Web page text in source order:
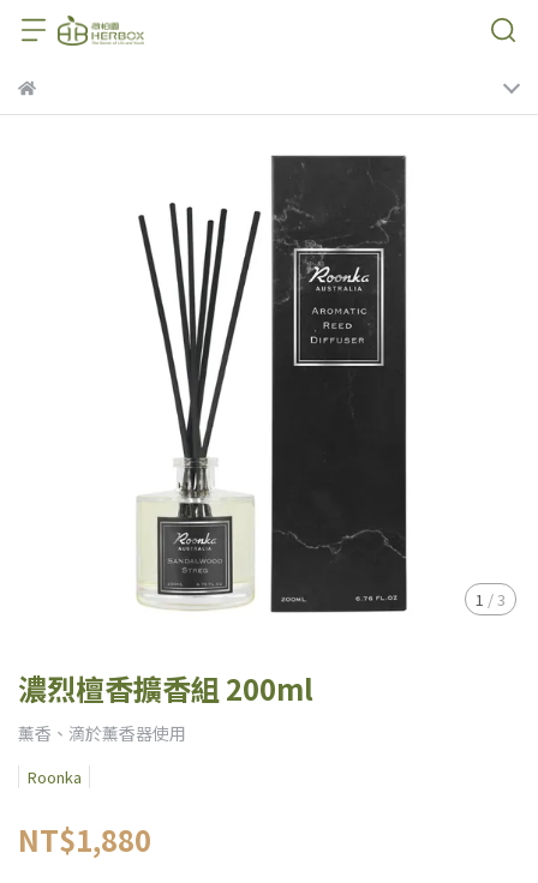
1 /3
濃烈檀香擴香組 200ml
薰香、滴於薰香器使用
Roonka
NT$1,880